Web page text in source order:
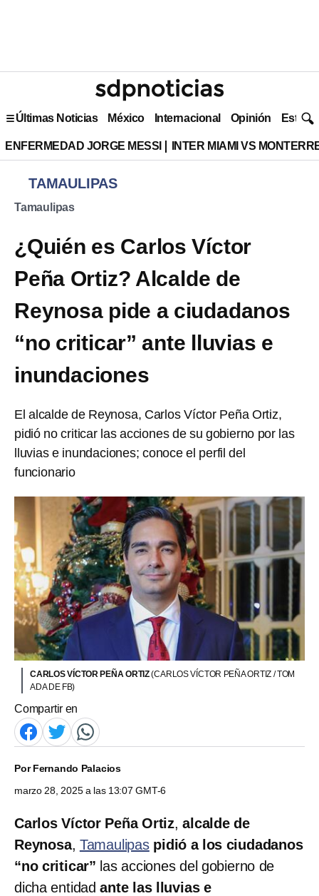
Últimas Noticias México Internacional Opinión Estilo
ENFERMEDAD JORGE MESSI INTER MIAMI VS
TAMAULIPAS
Tamaulipas
¿Quién es Carlos Víctor
Peña Ortiz? Alcalde de
Reynosa pide a ciudadanos
“no criticar” ante lluvias e
inundaciones
El alcalde de Reynosa, Carlos Víctor Peña Ortiz,
pidió no criticar las acciones de su gobierno por las
lluvias e inundaciones; conoce el perfil del
funcionario
CARLOS VÍCTOR PEÑA ORTIZ(CARLOS VÍCTOR PEÑA ORTIZ / TOM
ADA DE FB)
Compartir en
PorFernando Palacios
marzo 28, 2025 a las 13:07 GMT-6
Carlos Víctor Peña Ortiz,alcalde de
Reynosa, Tamaulipas pidió a los ciudadanos
“no criticar” las acciones del gobierno de
dicha entidadante las lluvias e